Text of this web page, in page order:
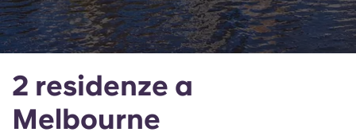
Català
Deutsch
Italian
2 residenze a
Melbourne